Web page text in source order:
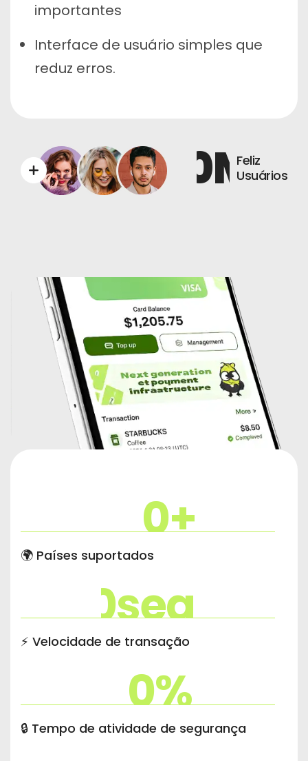
importantes
Interface de usuário simples que
reduz erros.
0M+
Feliz
Usuários
0+
🌍 Países suportados
0seg
⚡ Velocidade de transação
0%
🔒 Tempo de atividade de segurança